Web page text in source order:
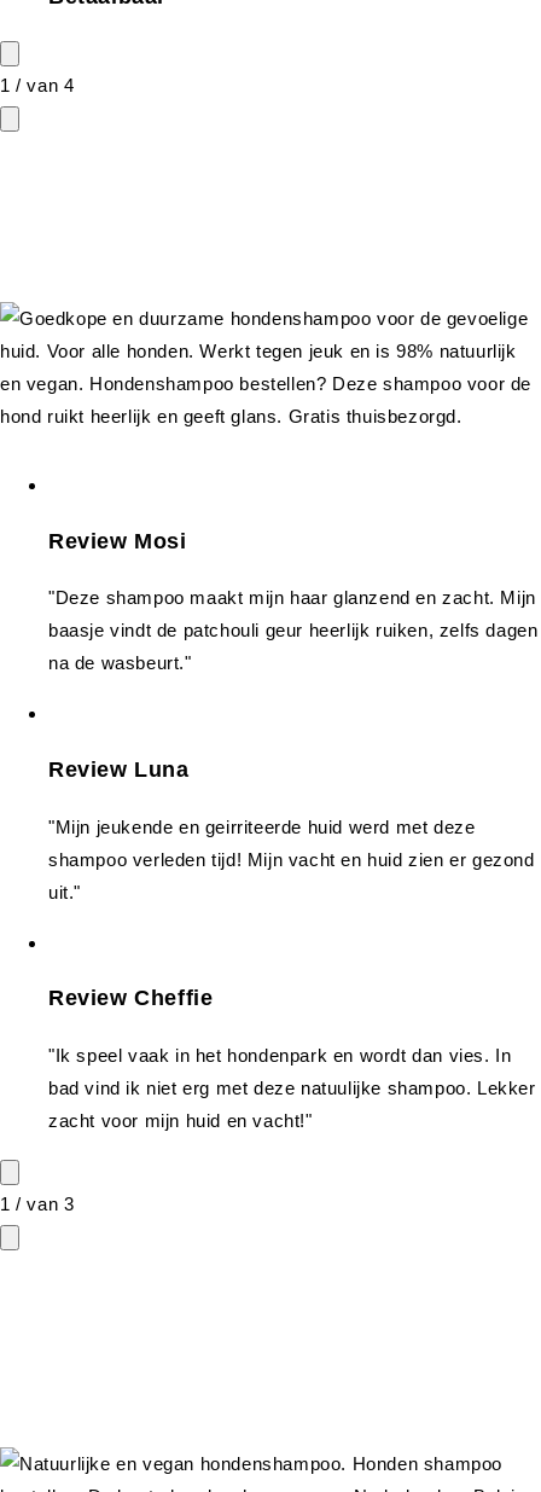
1 /van 4
Review Mosi
"Deze shampoo maakt mijn haar glanzend en zacht. Mijn
baasje vindt de patchouli geur heerlijk ruiken, zelfs dagen
na de wasbeurt."
Review Luna
"Mijn jeukende en geirriteerde huid werd met deze
shampoo verleden tijd! Mijn vacht en huid zien er gezond
uit."
Review Cheffie
"Ik speel vaak in het hondenpark en wordt dan vies. In
bad vind ik niet erg met deze natuulijke shampoo. Lekker
zacht voor mijn huid en vacht!"
1 /van 3